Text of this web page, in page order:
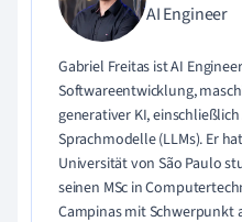
AI Engineer
Gabriel Freitas ist AI
Softwareentwicklung,
generativer KI,
Sprachmodelle (LLMs). Er
Universität von São Paulo
seinen MSc in
Campinas mit Schwerpunkt